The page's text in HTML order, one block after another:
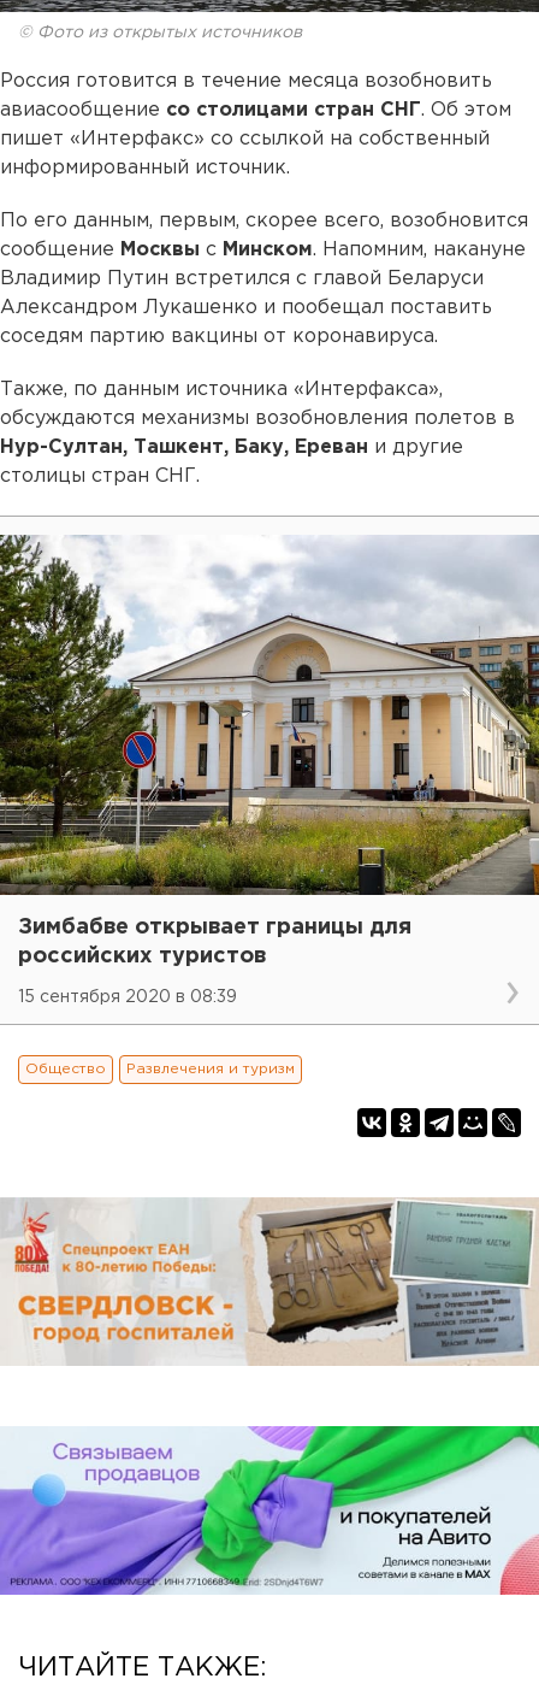
© Фото из открытых источников
Россия готовится в течение месяца возобновить
авиасообщение со столицами стран СНГ. Об этом
пишет «Интерфакс» со ссылкой на собственный
информированный источник.
По его данным, первым, скорее всего, возобновится
сообщение Москвы с Минском. Напомним, накануне
Владимир Путин встретился с главой Беларуси
Александром Лукашенко и пообещал поставить
соседям партию вакцины от коронавируса.
Также, по данным источника «Интерфакса»,
обсуждаются механизмы возобновления полетов в
Нур-Султан, Ташкент, Баку, Ереван и другие
столицы стран СНГ.
Зимбабве открывает границы для
российских туристов
15 сентября 2020 в 08:39
Общество Развлечения и туризм
ЧИТАЙТЕ ТАКЖЕ: